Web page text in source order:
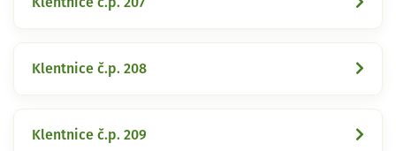
Klentnice č.p. 208
Klentnice č.p. 209